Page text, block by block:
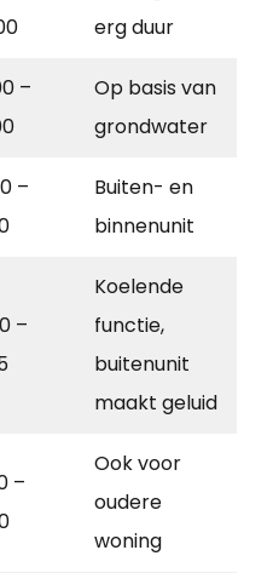
erg duur
–
Op basis van
grondwater
–
Buiten- en
binnenunit
–
Koelende
functie,
buitenunit
maakt geluid
–
Ook voor
oudere
woning